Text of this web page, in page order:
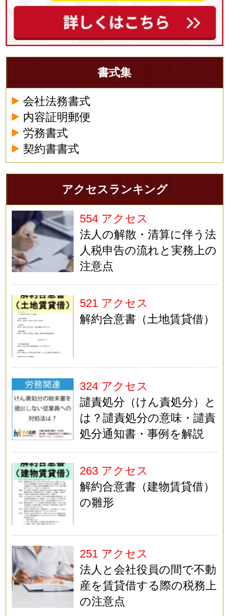
書式集
会社法務書式
内容証明郵便
労務書式
契約書書式
アクセスランキング
554 アクセス
法人の解散・清算に伴う法
人税申告の流れと実務上の
注意点
521 アクセス
解約合意書（土地賃貸借）
324 アクセス
譴責処分（けん責処分）と
は？譴責処分の意味・譴責
処分通知書・事例を解説
263 アクセス
解約合意書（建物賃貸借）
の雛形
251 アクセス
法人と会社役員の間で不動
産を賃貸借する際の税務上
の注意点